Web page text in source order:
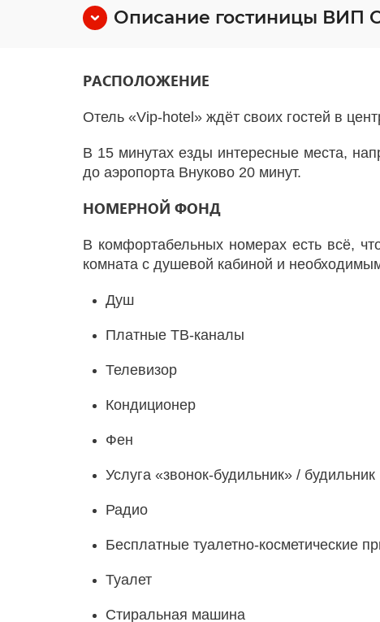
Описание гостиницы ВИП
РАСПОЛОЖЕНИЕ
Отель «Vip-hotel» ждёт своих гостей в
В 15 минутах езды интересные места,
до аэропорта Внуково 20 минут.
НОМЕРНОЙ ФОНД
В комфортабельных номерах есть всё,
комната с душевой кабиной и
Душ
Платные ТВ-каналы
Телевизор
Кондиционер
Фен
Услуга «звонок-будильник» / будильник
Радио
Бесплатные туалетно-косметические
Туалет
Стиральная машина